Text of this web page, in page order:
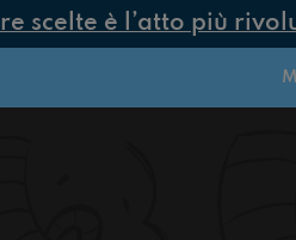
scelte è l’atto più